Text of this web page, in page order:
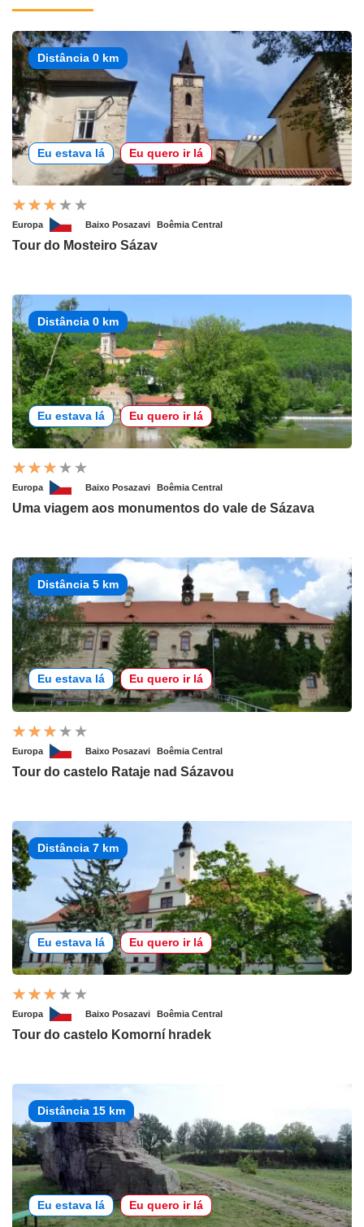
Distância 0 km
Eu estava lá Eu quero ir lá
Europa Baixo Posazavi Boêmia Central
Tour do Mosteiro Sázav
Distância 0 km
Eu estava lá Eu quero ir lá
Europa Baixo Posazavi Boêmia Central
Uma viagem aos monumentos do vale de Sázava
Distância 5 km
Eu estava lá Eu quero ir lá
Europa Baixo Posazavi Boêmia Central
Tour do castelo Rataje nad Sázavou
Distância 7 km
Eu estava lá Eu quero ir lá
Europa Baixo Posazavi Boêmia Central
Tour do castelo Komorní hradek
Distância 15 km
Eu estava lá Eu quero ir lá